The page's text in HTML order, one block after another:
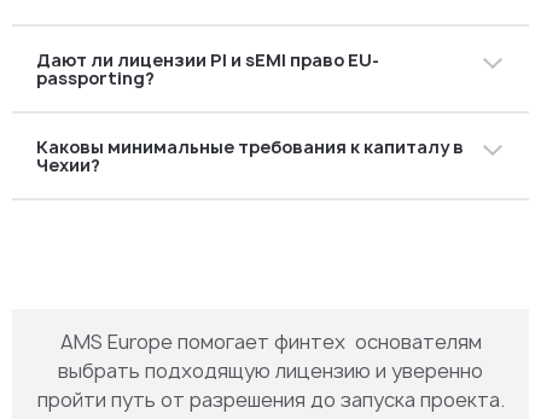
полноты заявки и оценки ČNB.
Дают ли лицензии PI и sEMI право EU-
passporting?
в рамках режима Единого европейского паспорта.
Каковы минимальные требования к капиталу в
Чехии?
AMS Europe помогает финтех основателям
выбрать подходящую лицензию и уверенно
пройти путь от разрешения до запуска проекта.